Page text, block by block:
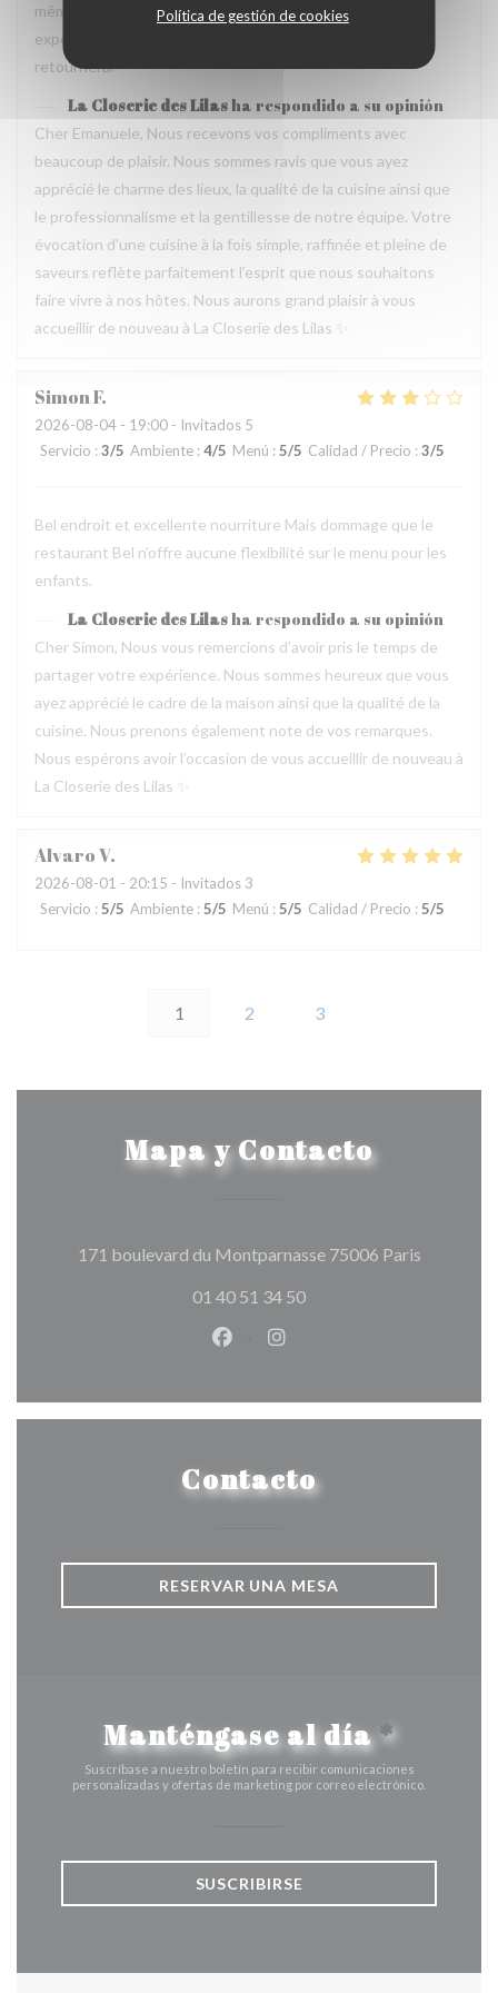
Política de gestión de cookies
même temps, avec goût. Location charmante, pour un
experience que merece de retourner plusieur fois. Je
retournerai
La Closerie des Lilas ha respondido a su opinión
Cher Emanuele, Nous recevons vos compliments avec
beaucoup de plaisir. Nous sommes ravis que vous ayez
apprécié le charme des lieux, la qualité de la cuisine ainsi que
le professionnalisme et la gentillesse de notre équipe. Votre
évocation d’une cuisine à la fois simple, raffinée et pleine de
saveurs reflète parfaitement l’esprit que nous souhaitons
faire vivre à nos hôtes. Nous aurons grand plaisir à vous
accueillir de nouveau à La Closerie des Lilas ✨
SimonF
2026-08-04 - 19:00 - Invitados 5
Servicio : 3/5 Ambiente : 4/5 Menú : 5/5 Calidad / Precio : 3/5
Bel endroit et excellente nourriture Mais dommage que le
restaurant Bel n’offre aucune flexibilité sur le menu pour les
enfants.
La Closerie des Lilasha respondido a su opinión
Cher Simon, Nous vous remercions d’avoir pris le temps de
partager votre expérience. Nous sommes heureux que vous
ayez apprécié le cadre de la maison ainsi que la qualité de la
cuisine. Nous prenons également note de vos remarques.
Nous espérons avoir l’occasion de vous accueillir de nouveau à
La Closerie des Lilas ✨
AlvaroV
2026-08-01 - 20:15 - Invitados 3
Servicio : 5/5 Ambiente : 5/5 Menú : 5/5 Calidad / Precio : 5/5
1 2 3
Mapa y Contacto
171 boulevard du Montparnasse 75006 Paris((abre en
01 40 51 34 50
Facebook ((abre en una nueva
Instagram ((abre en una
Contacto
RESERVAR UNA MESA
Manténgase al día*
Suscríbase a nuestro boletín para recibir comunicaciones
personalizadas y ofertas de marketing por correo electrónico.
SUSCRIBIRSE